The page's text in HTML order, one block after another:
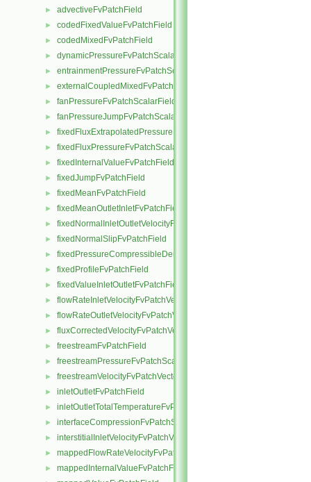
► advectiveFvPatchField
► codedFixedValueFvPatchField
► codedMixedFvPatchField
► dynamicPressureFvPatchScalarField
► entrainmentPressureFvPatchScalarField
► externalCoupledMixedFvPatchField
► fanPressureFvPatchScalarField
► fanPressureJumpFvPatchScalarField
► fixedFluxExtrapolatedPressureFvPatchScalarField
► fixedFluxPressureFvPatchScalarField
► fixedInternalValueFvPatchField
► fixedJumpFvPatchField
► fixedMeanFvPatchField
► fixedMeanOutletInletFvPatchField
► fixedNormalInletOutletVelocityFvPatchVectorField
► fixedNormalSlipFvPatchField
► fixedPressureCompressibleDensityFvPatchScalarField
► fixedProfileFvPatchField
► fixedValueInletOutletFvPatchField
► flowRateInletVelocityFvPatchVectorField
► flowRateOutletVelocityFvPatchVectorField
► fluxCorrectedVelocityFvPatchVectorField
► freestreamFvPatchField
► freestreamPressureFvPatchScalarField
► freestreamVelocityFvPatchVectorField
► inletOutletFvPatchField
► inletOutletTotalTemperatureFvPatchScalarField
► interfaceCompressionFvPatchScalarField
► interstitialInletVelocityFvPatchVectorField
► mappedFlowRateVelocityFvPatchVectorField
► mappedInternalValueFvPatchField